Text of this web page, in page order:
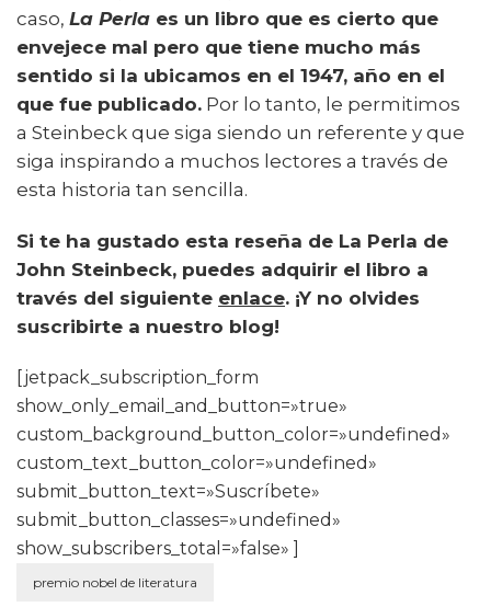
caso, La Perla es un libro que es cierto que
envejece mal pero que tiene mucho más
sentido si la ubicamos en el 1947, año en el
que fue publicado. Por lo tanto, le permitimos
a Steinbeck que siga siendo un referente y que
siga inspirando a muchos lectores a través de
esta historia tan sencilla.
Si te ha gustado esta reseña de La Perla de
John Steinbeck, puedes adquirir el libro a
través del siguiente enlace. ¡Y no olvides
suscribirte a nuestro blog!
[jetpack_subscription_form
show_only_email_and_button=»true»
custom_background_button_color=»undefined»
custom_text_button_color=»undefined»
submit_button_text=»Suscríbete»
submit_button_classes=»undefined»
show_subscribers_total=»false» ]
premio nobel de literatura